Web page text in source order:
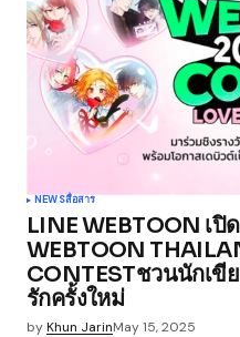
NEWSสื่อสาร
LINE WEBTOON เปิ
WEBTOON
CONTESTชวนนักเขี
รักครั้งใหม่
byKhun JarinMay 15, 2025